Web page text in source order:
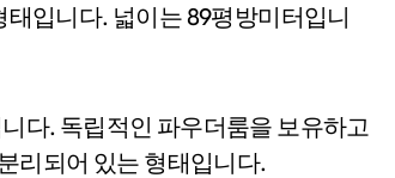
입니다. 넓이는 89평방미터입니
다. 독립적인 파우더룸을 보유하고
리되어 있는 형태입니다.